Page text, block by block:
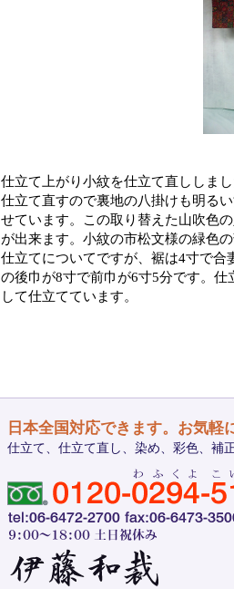
仕立て上がり小紋を仕立て直ししまし
仕立て直すので裏地の八掛けも明る
せています。この取り替えた山吹色
が出来ます。小紋の市松文様の緑色
仕立てについてですが、裾は4寸で合
の後巾が8寸で前巾が6寸5分です。
して仕立てています。
日本全国対応できます。お気軽
仕立て、仕立て直し、染め、彩色、補